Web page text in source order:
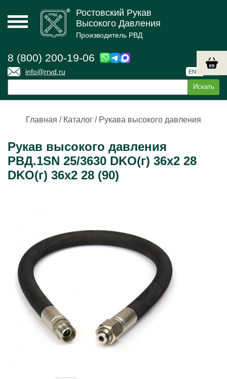
Ростовский Рукав
Высокого Давления
Производитель РВД
8 (800) 200-19-06
info@rrvd.ru ENG
Главная / Каталог / Рукава высокого давления
Рукав высокого давления
РВД.1SN 25/3630 DKO(г) 36х2 28
DKO(г) 36х2 28 (90)